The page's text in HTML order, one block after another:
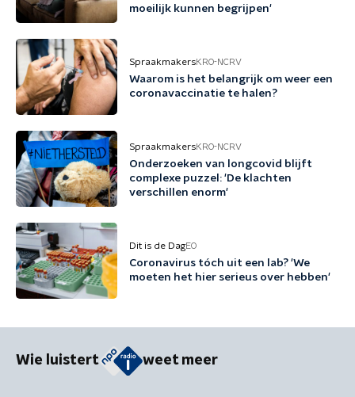
moeilijk kunnen begrijpen'
SpraakmakersKRO-NCRV
Waarom is het belangrijk om weer een
coronavaccinatie te halen?
SpraakmakersKRO-NCRV
Onderzoeken van longcovid blijft
complexe puzzel: 'De klachten
verschillen enorm'
Dit is de DagEO
Coronavirus tóch uit een lab? 'We
moeten het hier serieus over hebben'
Wie luistert weet meer